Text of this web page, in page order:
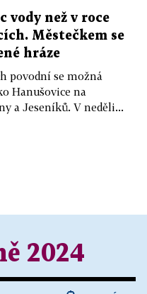
vody než v roce
Městečkem se
hráze
povodní se možná
Hanušovice na
a Jeseníků. V neděli...
2024